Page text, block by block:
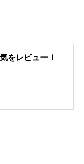
をレビュー！